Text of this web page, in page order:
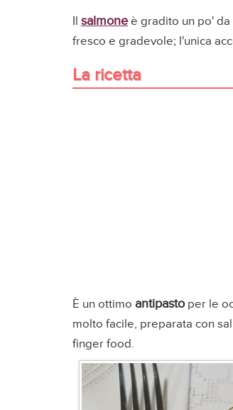
Il salmone è gradito un po'
fresco e gradevole; l'unica
La ricetta
È un ottimo antipastoper le
molto facile, preparata con
finger food.